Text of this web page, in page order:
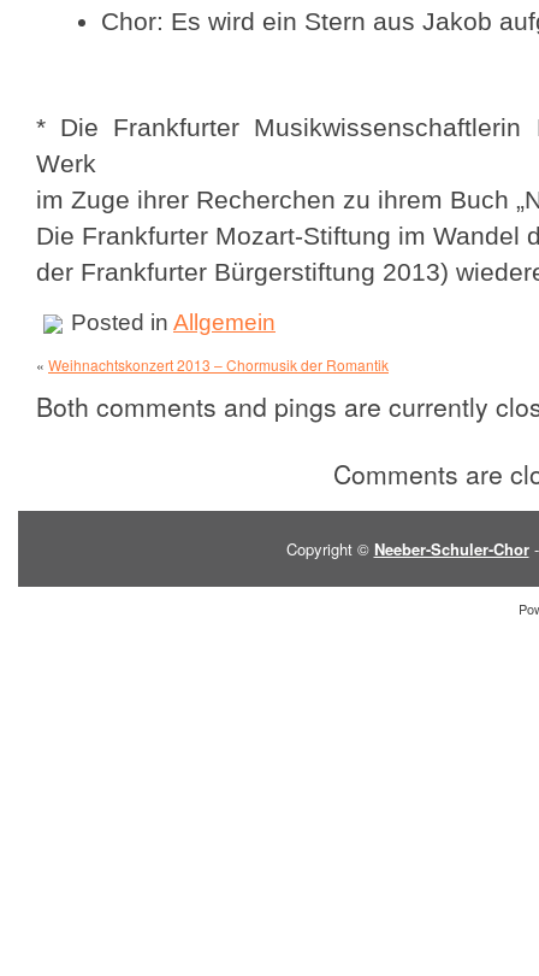
Chor: Es wird ein Stern aus Jakob
* Die Frankfurter
Werk
im Zuge ihrer Recherchen zu ihrem Buch
Die Frankfurter Mozart-Stiftung im Wandel
der Frankfurter Bürgerstiftung 2013)
Posted in Allgemein
« Weihnachtskonzert 2013 – Chormusik der Romantik
Both comments and pings are currently
Comments are
Copyright © Neeber-Schuler-Chor-